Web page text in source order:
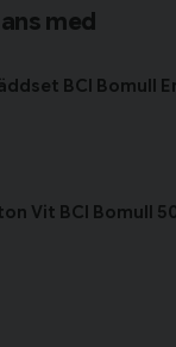
med
BCI Bomull
Vit BCI Bomull